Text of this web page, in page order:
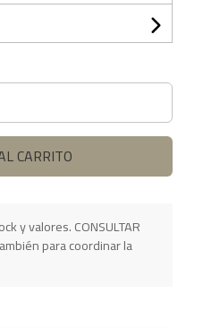
CARRITO
y valores. CONSULTAR
para coordinar la